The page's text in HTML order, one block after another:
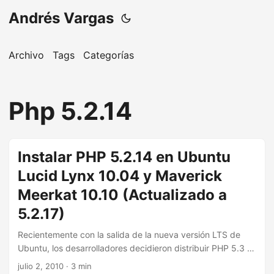
Andrés Vargas
Archivo Tags Categorías
Php 5.2.14
Instalar PHP 5.2.14 en Ubuntu
Lucid Lynx 10.04 y Maverick
Meerkat 10.10 (Actualizado a
5.2.17)
Recientemente con la salida de la nueva versión LTS de
Ubuntu, los desarrolladores decidieron distribuir PHP 5.3 y
descontinuar PHP 5.2, aunque sana, esta decisición afectó
julio 2, 2010 · 3 min